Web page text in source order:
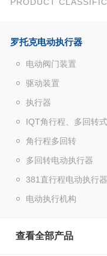
罗托克电动执行器
电动阀门装置
驱动装置
执行器
IQT角行程、多回转
角行程多回转
多回转电动执行器
381直行程电动执行器
电动执行机构
查看全部产品